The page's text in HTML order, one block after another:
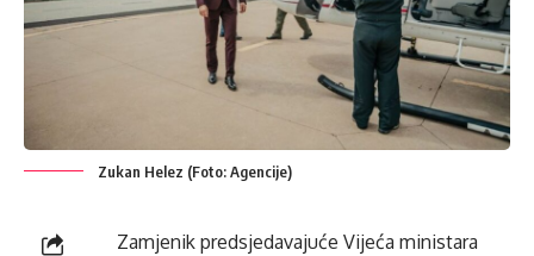
Zukan Helez (Foto: Agencije)
Zamjenik predsjedavajuće Vijeća ministara